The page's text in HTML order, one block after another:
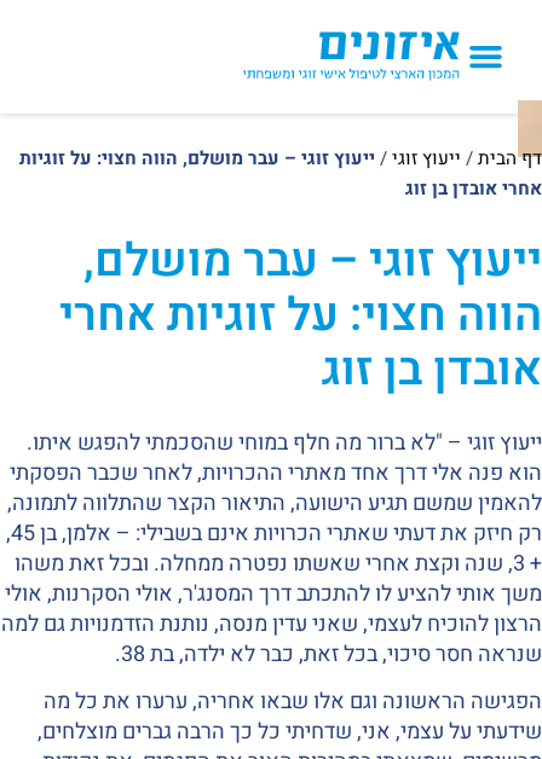
דף הבית/ ייעוץ זוגי/ ייעוץ זוגי – עבר מושלם, הווה חצוי: על זוגיות
אחרי אובדן בן זוג
ייעוץ זוגי – עבר מושלם,
הווה חצוי: על זוגיות אחרי
אובדן בן זוג
ייעוץ זוגי – "לא ברור מה חלף במוחי שהסכמתי להפגש איתו.
הוא פנה אלי דרך אחד מאתרי ההכרויות, לאחר שכבר הפסקתי
להאמין שמשם תגיע הישועה, התיאור הקצר שהתלווה לתמונה,
רק חיזק את דעתי שאתרי הכרויות אינם בשבילי: – אלמן, בן 45,
+ 3, שנה וקצת אחרי שאשתו נפטרה ממחלה. ובכל זאת משהו
משך אותי להציע לו להתכתב דרך המסנג'ר, אולי הסקרנות, אולי
הרצון להוכיח לעצמי, שאני עדין מנסה, נותנת הזדמנויות גם למה
שנראה חסר סיכוי, בכל זאת, כבר לא ילדה, בת 38.
הפגישה הראשונה וגם אלו שבאו אחריה, ערערו את כל מה
שידעתי על עצמי, אני, שדחיתי כל כך הרבה גברים מוצלחים,